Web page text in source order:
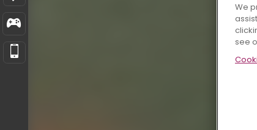
We
see